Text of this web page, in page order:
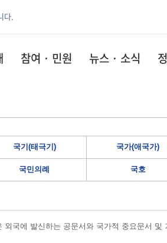
다.
참여 · 민원 뉴스 · 소식
국기(태극기) 국가(애국가)
국민의례 국호
외국에 발신하는 공문서와 국가적 중요문서